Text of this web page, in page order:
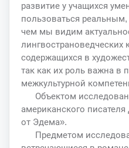
развитие у учащихся
пользоваться
чем мы видим
лингвострановедческих
содержащихся в
так как их роль важна в
межкультурной
Объектом
американского
от Эдема».
Предметом